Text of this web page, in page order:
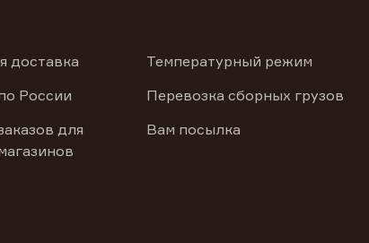
доставка
России
для
Температурный режим
Перевозка сборных грузов
Вам посылка